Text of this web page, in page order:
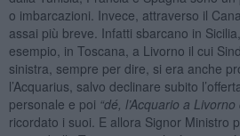
o imbarcazioni. Invece, attraverso il
assai più breve. Infatti sbarcano in
esempio, in Toscana, a Livorno il cui
sinistra, sempre per dire, si era anche
l’Acquarius, salvo declinare subito
personale e poi “dé, l’Acquario a Livorno
ricordato i suoi. E allora Signor Ministro